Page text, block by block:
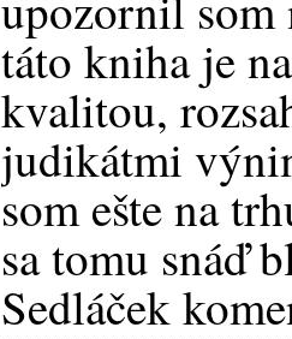
táto kniha je
kvalitou,
judikátmi
som ešte na
sa tomu snáď
Sedláček